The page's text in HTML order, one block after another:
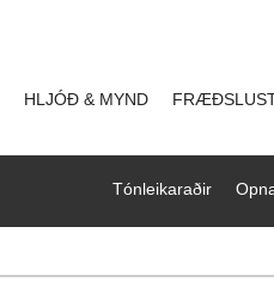
Tónleikaraðir
HLJÓÐ & MYND